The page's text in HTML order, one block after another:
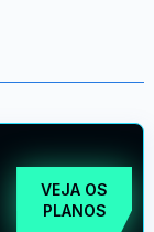
VEJA OS
PLANOS